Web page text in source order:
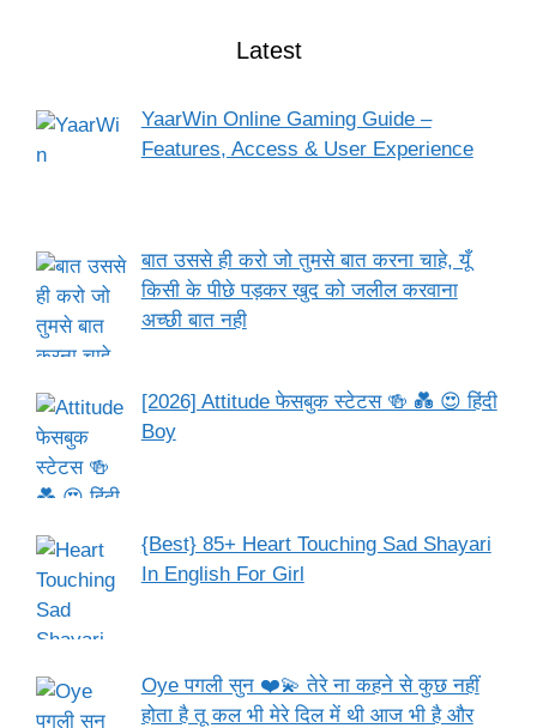
Latest
YaarWin Online Gaming Guide –
Features, Access & User Experience
बात उससे ही करो जो तुमसे बात करना चाहे, यूँ
किसी के पीछे पड़कर खुद को जलील करवाना
अच्छी बात नही
[2026] Attitude फेसबुक स्टेटस 🍻 💑 😍 हिंदी
Boy
{Best} 85+ Heart Touching Sad Shayari
In English For Girl
Oye पगली सुन ❤️💫 तेरे ना कहने से कुछ नहीं
होता है तू कल भी मेरे दिल में थी आज भी है और